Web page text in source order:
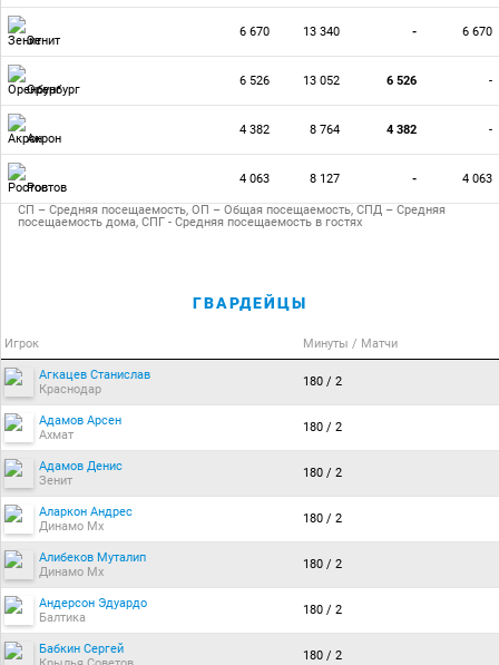
Зенит
6 670 13 340 - 6 670
Оренбург
6 526 13 052 6 526 -
Акрон
4 382 8 764 4 382 -
Ростов
4 063 8 127 - 4 063
СП – Средняя посещаемость, ОП – Общая посещаемость, СПД – Средняя
посещаемость дома, СПГ - Средняя посещаемость в гостях
ГВАРДЕЙЦЫ
Игрок Минуты / Матчи
Агкацев Станислав
Краснодар
180 / 2
Адамов Арсен
Ахмат
180 / 2
Адамов Денис
Зенит
180 / 2
Аларкон Андрес
Динамо Мх
180 / 2
Алибеков Муталип
Динамо Мх
180 / 2
Андерсон Эдуардо
Балтика
180 / 2
Бабкин Сергей
180 / 2